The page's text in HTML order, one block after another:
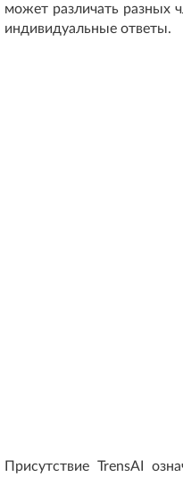
может различать разных
индивидуальные ответы.
Присутствие TrensAI